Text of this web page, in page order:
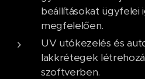
beállításokat ügyfelei
megfelelően.
UV utókezelés és
lakkrétegek
szoftverben.